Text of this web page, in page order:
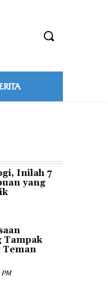
Inilah 7
yang
Tampak
Teman